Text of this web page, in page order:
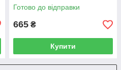
Готово до відправки
665 ₴
Купити